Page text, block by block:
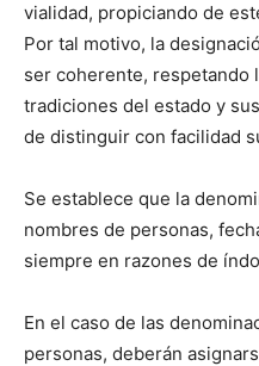
vialidad, propiciando de
Por tal motivo, la
ser coherente, respetando
tradiciones del estado y
de distinguir con facilidad
Se establece que la
nombres de personas,
siempre en razones de
En el caso de las
personas, deberán